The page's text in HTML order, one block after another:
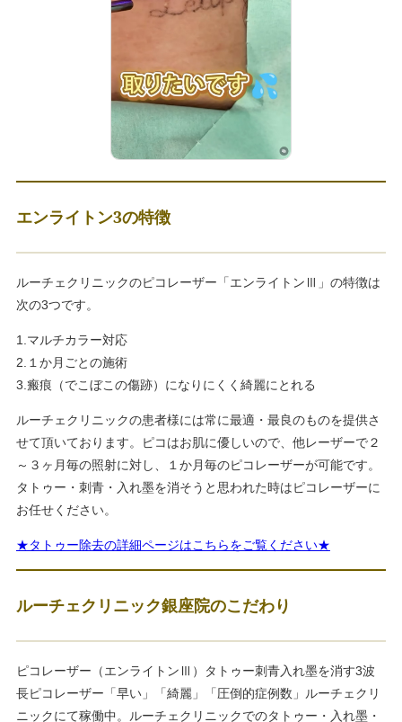
エンライトン3の特徴
ルーチェクリニックのピコレーザー「エンライトンⅢ」の特徴は
次の3つです。
1.マルチカラー対応
2.１か月ごとの施術
3.瘢痕（でこぼこの傷跡）になりにくく綺麗にとれる
ルーチェクリニックの患者様には常に最適・最良のものを提供さ
せて頂いております。ピコはお肌に優しいので、他レーザーで２
～３ヶ月毎の照射に対し、１か月毎のピコレーザーが可能です。
タトゥー・刺青・入れ墨を消そうと思われた時はピコレーザーに
お任せください。
★タトゥー除去の詳細ページはこちらをご覧ください★
ルーチェクリニック銀座院のこだわり
ピコレーザー（エンライトンⅢ）タトゥー刺青入れ墨を消す3波
長ピコレーザー「早い」「綺麗」「圧倒的症例数」ルーチェクリ
ニックにて稼働中。ルーチェクリニックでのタトゥー・入れ墨・